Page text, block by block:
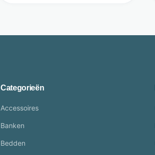
Categorieën
Accessoires
Banken
Bedden